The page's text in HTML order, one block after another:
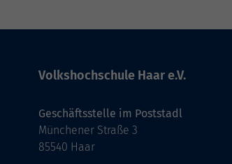
Volkshochschule Haar e.V.
Geschäftsstelle im Poststadl
Münchener Straße 3
85540 Haar